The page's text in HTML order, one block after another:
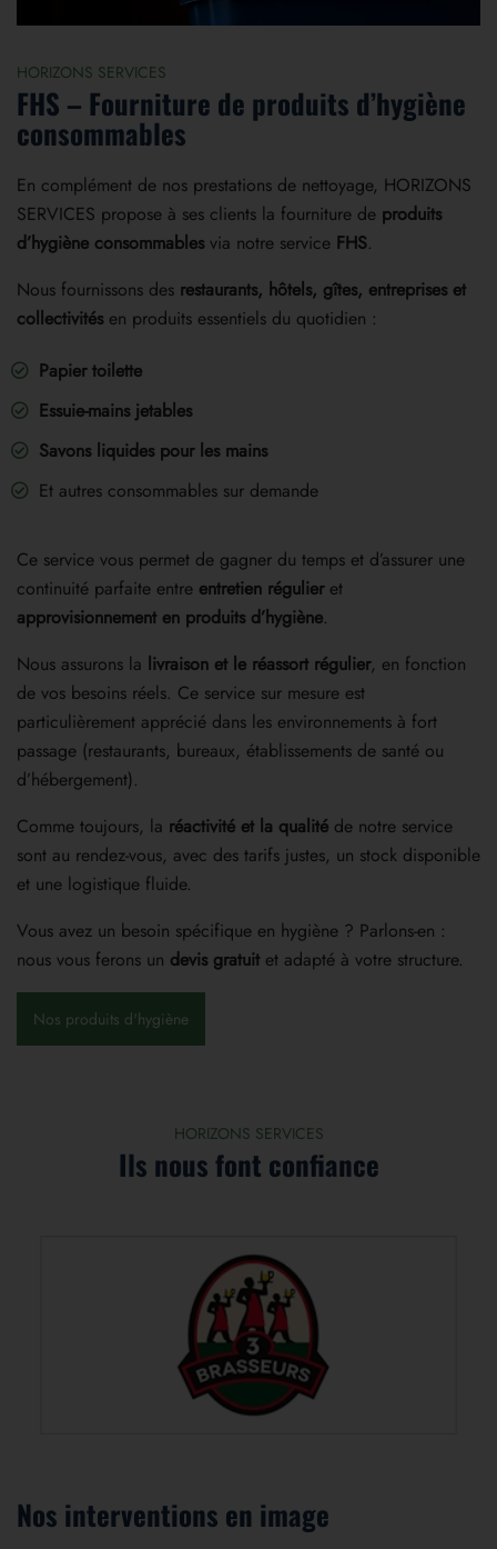
HORIZONS SERVICES
FHS – Fourniture de produits d’hygiène
consommables
En complément de nos prestations de nettoyage, HORIZONS
SERVICES propose à ses clients la fourniture de produits
d’hygiène consommablesvia notre service FHS.
Nous fournissons des restaurants, hôtels, gîtes, entreprises et
collectivitésen produits essentiels du quotidien :
Papier toilette
Essuie-mains jetables
Savons liquides pour les mains
Et autres consommables sur demande
Ce service vous permet de gagner du temps et d’assurer une
continuité parfaite entre entretien régulieret
approvisionnement en produits d’hygiène.
Nous assurons la livraison et le réassort régulier, en fonction
de vos besoins réels. Ce service sur mesure est
particulièrement apprécié dans les environnements à fort
passage (restaurants, bureaux, établissements de santé ou
d’hébergement).
Comme toujours, la réactivité et la qualité de notre service
sont au rendez-vous, avec des tarifs justes, un stock disponible
et une logistique fluide.
Vous avez un besoin spécifique en hygiène ? Parlons-en :
nous vous ferons un devis gratuit et adapté à votre structure.
Nos produits d'hygiène
HORIZONS SERVICES
Ils nous font confiance
Nos interventions en image